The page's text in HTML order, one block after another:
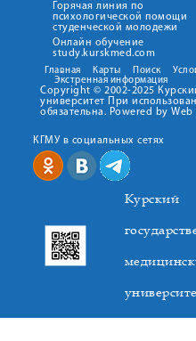
Горячая линия по
психологической помощи
студенческой молодежи
Онлайн обучение
study.kurskmed.com
Главная Карты Поиск
Экстренная информация
Copyright © 2002-2025
университет При
обязательна. Powered by Web
КГМУ в социальных сетях
Курский